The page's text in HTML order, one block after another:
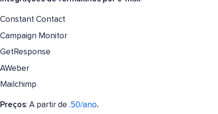
Constant Contact
Campaign Monitor
GetResponse
AWeber
Mailchimp
Preços: A partir de .50/ano.